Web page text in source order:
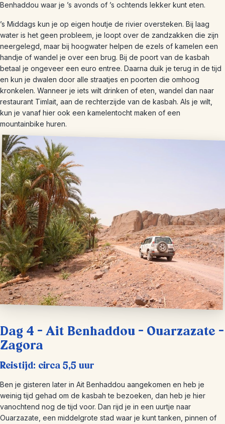
Benhaddou waar je ’s avonds of ’s ochtends lekker kunt eten.
’s Middags kun je op eigen houtje de rivier oversteken. Bij laag
water is het geen probleem, je loopt over de zandzakken die zijn
neergelegd, maar bij hoogwater helpen de ezels of kamelen een
handje of wandel je over een brug. Bij de poort van de kasbah
betaal je ongeveer een euro entree. Daarna duik je terug in de tijd
en kun je dwalen door alle straatjes en poorten die omhoog
kronkelen. Wanneer je iets wilt drinken of eten, wandel dan naar
restaurant Timlait, aan de rechterzijde van de kasbah. Als je wilt,
kun je vanaf hier ook een kamelentocht maken of een
mountainbike huren.
Dag 4 – Ait Benhaddou – Ouarzazate –
Zagora
Reistijd: circa 5,5 uur
Ben je gisteren later in Ait Benhaddou aangekomen en heb je
weinig tijd gehad om de kasbah te bezoeken, dan heb je hier
vanochtend nog de tijd voor. Dan rijd je in een uurtje naar
Ouarzazate, een middelgrote stad waar je kunt tanken, pinnen of